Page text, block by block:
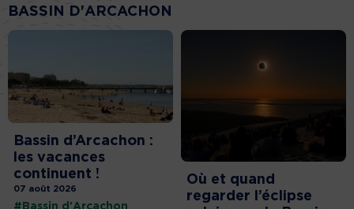
BASSIN D'ARCACHON
Bassin d’Arcachon :
les vacances
continuent !
07 août 2026
#Bassin d'Arcachon
Où et quand
regarder l’éclipse